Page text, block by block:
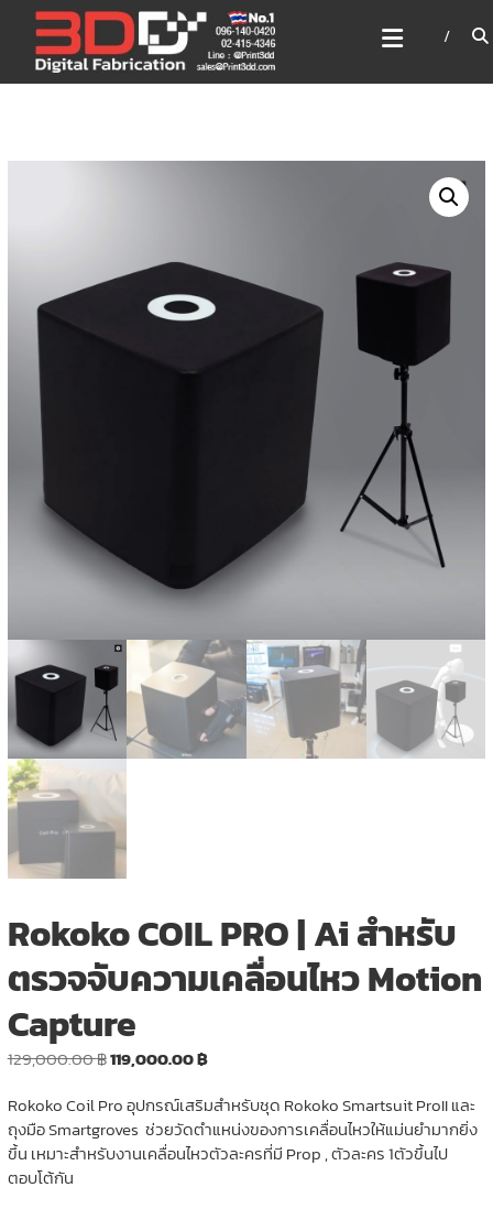
content
3DD DIGITAL FABRICATION
เครื่องพิมพ์3มิติ สแกนเนอร์
เลเซอร์
Rokoko COIL PRO | Ai สำหรับ
ตรวจจับความเคลื่อนไหว Motion
Capture
129,000.00฿Original
was:
129,000.00 ฿.
119,000.00฿Current
is:
119,000.00 ฿.
Rokoko Coil Pro อุปกรณ์เสริมสำหรับชุด Rokoko Smartsuit ProII และ
ถุงมือ Smartgroves ช่วยวัดตำแหน่งของการเคลื่อนไหวให้แม่นยำมากยิ่ง
ขึ้น เหมาะสำหรับงานเคลื่อนไหวตัวละครที่มี Prop , ตัวละคร 1ตัวขึ้นไป
ตอบโต้กัน